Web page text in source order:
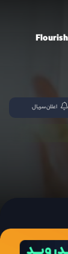
اعلان سریال